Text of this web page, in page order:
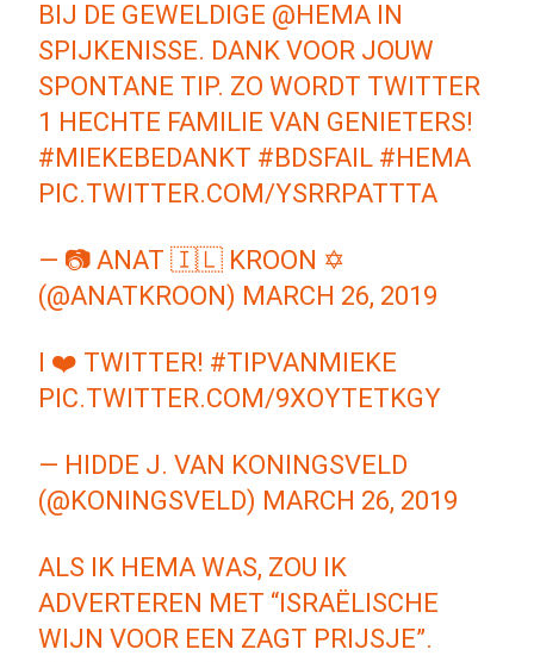
BIJ DE GEWELDIGE @HEMA IN
SPIJKENISSE. DANK VOOR JOUW
SPONTANE TIP. ZO WORDT TWITTER
1 HECHTE FAMILIE VAN GENIETERS!
#MIEKEBEDANKT #BDSFAIL #HEMA
PIC.TWITTER.COM/YSRRPATTTA
— 📷 ANAT 🇮🇱 KROON ✡️
(@ANATKROON) MARCH 26, 2019
I ❤️ TWITTER! #TIPVANMIEKE
PIC.TWITTER.COM/9XOYTETKGY
— HIDDE J. VAN KONINGSVELD
(@KONINGSVELD) MARCH 26, 2019
ALS IK HEMA WAS, ZOU IK
ADVERTEREN MET “ISRAËLISCHE
WIJN VOOR EEN ZAGT PRIJSJE”.